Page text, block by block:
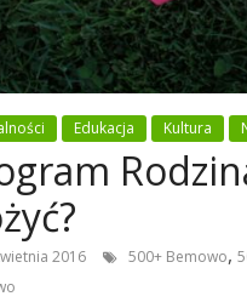
Edukacja Kultura
2016 500+ Bemowo,